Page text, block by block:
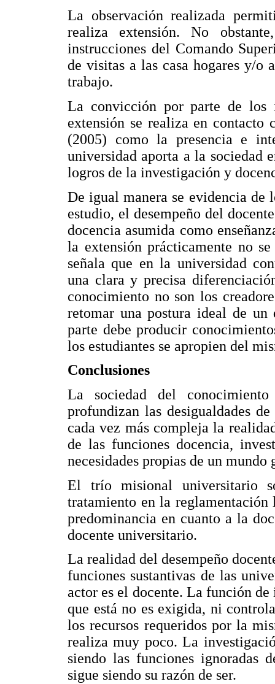
La observación realizada
realiza extensión. No
instrucciones del Comando
de visitas a las casa hogares y/o
trabajo.
La convicción por parte de los
extensión se realiza en
(2005) como la presencia e
universidad aporta a la sociedad
logros de la investigación y
De igual manera se evidencia de
estudio, el desempeño del
docencia asumida como
la extensión prácticamente no
señala que en la universidad
una clara y precisa
conocimiento no son los
retomar una postura ideal de
parte debe producir
los estudiantes se apropien del
Conclusiones
La sociedad del
profundizan las desigualdades
cada vez más compleja la
de las funciones docencia,
necesidades propias de un
El trío misional universitario
tratamiento en la
predominancia en cuanto a la
docente universitario.
La realidad del desempeño
funciones sustantivas de las
actor es el docente. La función
que está no es exigida, ni
los recursos requeridos por la
realiza muy poco. La
siendo las funciones ignoradas
sigue siendo su razón de ser.